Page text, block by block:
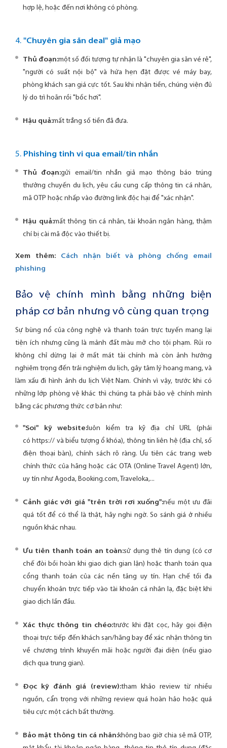
hợp lệ, hoặc đến nơi không có phòng.
4. "Chuyên gia săn deal" giả mạo
Thủ đoạn:một số đối tượng tự nhận là "chuyên gia săn vé rẻ",
"người có suất nội bộ" và hứa hẹn đặt được vé máy bay,
phòng khách sạn giá cực tốt. Sau khi nhận tiền, chúng viện đủ
lý do trì hoãn rồi "bốc hơi".
Hậu quả:mất trắng số tiền đã đưa.
5. Phishing tinh vi qua email/tin nhắn
Thủ đoạn:gửi email/tin nhắn giả mạo thông báo trúng
thưởng chuyến du lịch, yêu cầu cung cấp thông tin cá nhân,
mã OTP hoặc nhấp vào đường link độc hại để "xác nhận".
Hậu quả:mất thông tin cá nhân, tài khoản ngân hàng, thậm
chí bị cài mã độc vào thiết bị.
Xem thêm: Cách nhận biết và phòng chống email
phishing
Bảo vệ chính mình bằng những biện
pháp cơ bản nhưng vô cùng quan trọng
Sự bùng nổ của công nghệ và thanh toán trực tuyến mang lại
tiện ích nhưng cũng là mảnh đất màu mỡ cho tội phạm. Rủi ro
không chỉ dừng lại ở mất mát tài chính mà còn ảnh hưởng
nghiêm trọng đến trải nghiệm du lịch, gây tâm lý hoang mang, và
làm xấu đi hình ảnh du lịch Việt Nam. Chính vì vậy, trước khi có
những lớp phòng vệ khác thì chúng ta phải bảo vệ chính mình
bằng các phương thức cơ bản như:
"Soi" kỹ website:luôn kiểm tra kỹ địa chỉ URL (phải
có https:// và biểu tượng ổ khóa), thông tin liên hệ (địa chỉ, số
điện thoại bàn), chính sách rõ ràng. Ưu tiên các trang web
chính thức của hãng hoặc các OTA (Online Travel Agent) lớn,
uy tín như Agoda, Booking.com, Traveloka,...
Cảnh giác với giá "trên trời rơi xuống":nếu một ưu đãi
quá tốt để có thể là thật, hãy nghi ngờ. So sánh giá ở nhiều
nguồn khác nhau.
Ưu tiên thanh toán an toàn:sử dụng thẻ tín dụng (có cơ
chế đòi bồi hoàn khi giao dịch gian lận) hoặc thanh toán qua
cổng thanh toán của các nền tảng uy tín. Hạn chế tối đa
chuyển khoản trực tiếp vào tài khoản cá nhân lạ, đặc biệt khi
giao dịch lần đầu.
Xác thực thông tin chéo:trước khi đặt cọc, hãy gọi điện
thoại trực tiếp đến khách sạn/hãng bay để xác nhận thông tin
về chương trình khuyến mãi hoặc người đại diện (nếu giao
dịch qua trung gian).
Đọc kỹ đánh giá (review):tham khảo review từ nhiều
nguồn, cẩn trọng với những review quá hoàn hảo hoặc quá
tiêu cực một cách bất thường.
Bảo mật thông tin cá nhân:không bao giờ chia sẻ mã OTP,